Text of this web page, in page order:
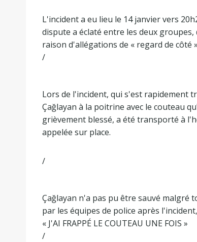
L'incident a eu lieu le 14 janvier vers
dispute a éclaté entre les deux
raison d'allégations de « regard de côté
/
Lors de l'incident, qui s'est rapidement
Çağlayan à la poitrine avec le couteau
grièvement blessé, a été transporté à
appelée sur place.
/
Çağlayan n'a pas pu être sauvé malgré
par les équipes de police après
« J'AI FRAPPÉ LE COUTEAU UNE FOIS »
/